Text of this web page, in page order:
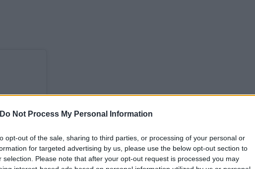
Do Not Process My Personal Information
opt-out of the sale, sharing to third parties, or processing of your personal or
for targeted advertising by us, please use the below opt-out section to
selection. Please note that after your opt-out request is processed you may